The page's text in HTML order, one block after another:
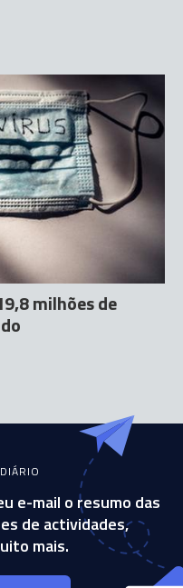
milhões de
e-mail o resumo das
de actividades,
mais.